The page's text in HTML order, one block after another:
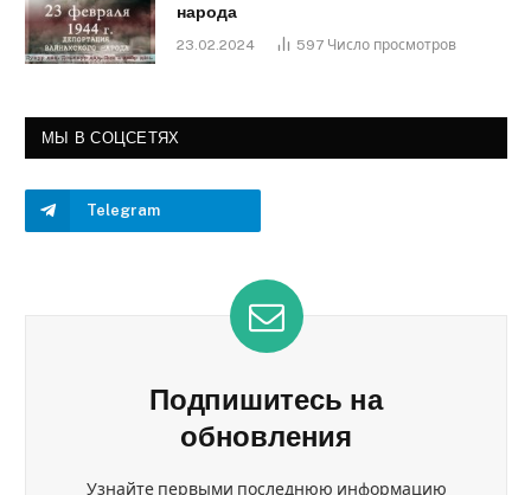
народа
23.02.2024 597 Число просмотров
МЫ В СОЦСЕТЯХ
Telegram
Подпишитесь на
обновления
Узнайте первыми последнюю информацию